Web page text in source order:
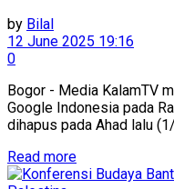
by Bilal
12 June 2025 19:16
0
Bogor - Media KalamTV
Google Indonesia pada
dihapus pada Ahad lalu
Read more